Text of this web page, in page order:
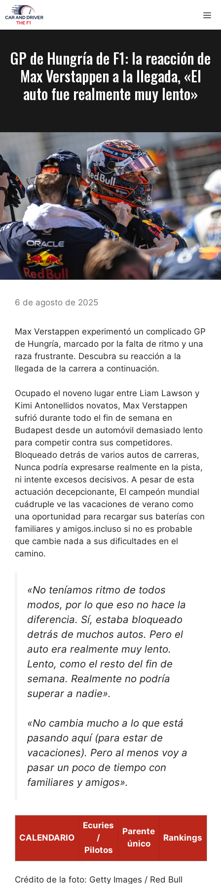
Saltar
al
contenido
GP de Hungría de F1: la reacción de
Max Verstappen a la llegada, «El
auto fue realmente muy lento»
6 de agosto de 2025
Max Verstappen experimentó un complicado GP
de Hungría, marcado por la falta de ritmo y una
raza frustrante. Descubra su reacción a la
llegada de la carrera a continuación.
Ocupado el noveno lugar entre Liam Lawson y
Kimi Antonellidos novatos, Max Verstappen
sufrió durante todo el fin de semana en
Budapest desde un automóvil demasiado lento
para competir contra sus competidores.
Bloqueado detrás de varios autos de carreras,
Nunca podría expresarse realmente en la pista,
ni intente excesos decisivos. A pesar de esta
actuación decepcionante, El campeón mundial
cuádruple ve las vacaciones de verano como
una oportunidad para recargar sus baterías con
familiares y amigos.incluso si no es probable
que cambie nada a sus dificultades en el
camino.
«No teníamos ritmo de todos
modos, por lo que eso no hace la
diferencia. Sí, estaba bloqueado
detrás de muchos autos. Pero el
auto era realmente muy lento.
Lento, como el resto del fin de
semana. Realmente no podría
superar a nadie».
«No cambia mucho a lo que está
pasando aquí (para estar de
vacaciones). Pero al menos voy a
pasar un poco de tiempo con
familiares y amigos».
CALENDARIO
Ecuries
/
Pilotos
Parente
único
Rankings
Crédito de la foto: Getty Images / Red Bull